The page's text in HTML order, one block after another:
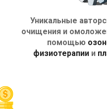
Уникальные
очищения и
помощью
физиотерапии и